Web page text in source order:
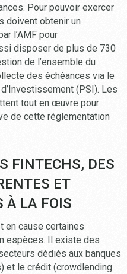
Pour pouvoir exercer
doivent obtenir un
l’AMF pour
disposer de plus de 730
de l’ensemble du
des échéances via le
(PSI). Les
tout en œuvre pour
de cette réglementation
FINTECHS, DES
ET
À LA FOIS
en cause certaines
espèces. Il existe des
dédiés aux banques
et le crédit (crowdlending